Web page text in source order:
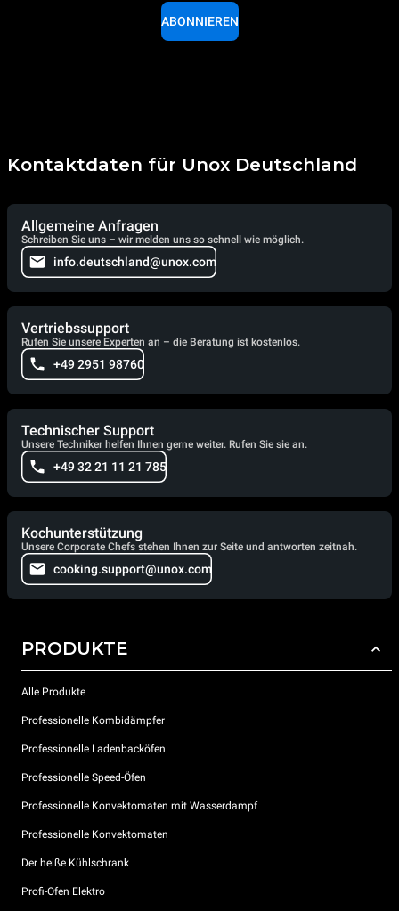
ABONNIEREN
Kontaktdaten für Unox Deutschland
Allgemeine Anfragen
Schreiben Sie uns – wir melden uns so schnell wie möglich.
info.deutschland@unox.com
Vertriebssupport
Rufen Sie unsere Experten an – die Beratung ist kostenlos.
+49 2951 98760
Technischer Support
Unsere Techniker helfen Ihnen gerne weiter. Rufen Sie sie an.
+49 32 21 11 21 785
Kochunterstützung
Unsere Corporate Chefs stehen Ihnen zur Seite und antworten zeitnah.
cooking.support@unox.com
PRODUKTE
Alle Produkte
Professionelle Kombidämpfer
Professionelle Ladenbacköfen
Professionelle Speed-Öfen
Professionelle Konvektomaten mit Wasserdampf
Professionelle Konvektomaten
Der heiße Kühlschrank
Profi-Ofen Elektro